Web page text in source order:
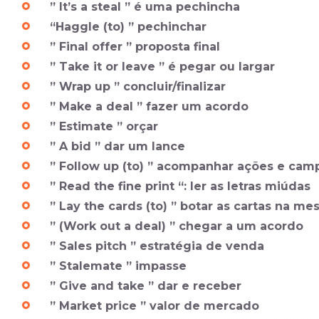
” It’s a steal ” é uma pechincha
“Haggle (to) ” pechinchar
” Final offer ” proposta final
” Take it or leave ” é pegar ou largar
” Wrap up ” concluir/finalizar
” Make a deal ” fazer um acordo
” Estimate ” orçar
” A bid ” dar um lance
” Follow up (to) ” acompanhar ações e
” Read the fine print “: ler as letras miúdas
” Lay the cards (to) ” botar as cartas na
” (Work out a deal) ” chegar a um acordo
” Sales pitch ” estratégia de venda
” Stalemate ” impasse
” Give and take ” dar e receber
” Market price ” valor de mercado